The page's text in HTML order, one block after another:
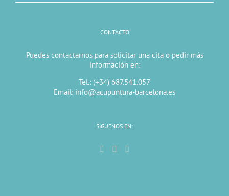
CONTACTO
Puedes contactarnos para solicitar una cita o pedir más
información en:
Tel.: (+34) 687.541.057
Email: info@acupuntura-barcelona.es
SÍGUENOS EN: